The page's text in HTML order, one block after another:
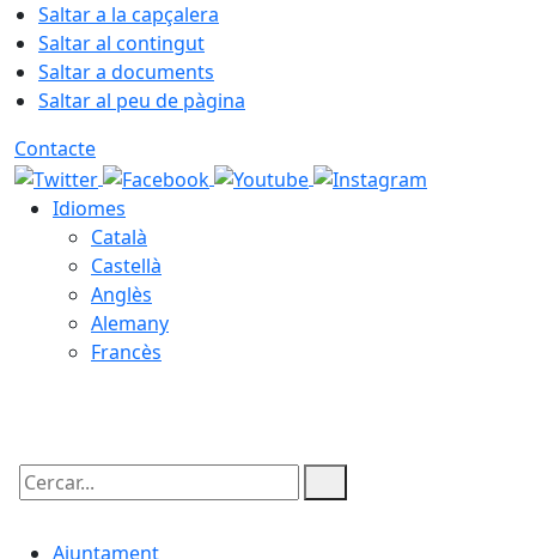
Saltar a la capçalera
Saltar al contingut
Saltar a documents
Saltar al peu de pàgina
Contacte
Idiomes
Català
Castellà
Anglès
Alemany
Francès
Cercar:
Ajuntament